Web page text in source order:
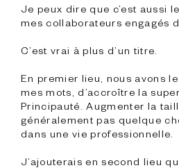
Je peux dire que c’est aussi
mes collaborateurs engagés
C’est vrai à plus d’un titre.
En premier lieu, nous avons
mes mots, d’accroître la
Principauté. Augmenter la
généralement pas quelque
dans une vie professionnelle.
J’ajouterais en second lieu